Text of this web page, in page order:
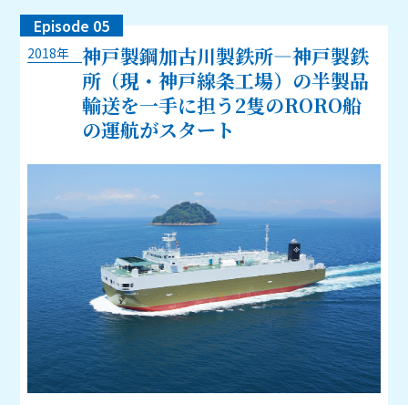
Episode 05
2018年
神戸製鋼加古川製鉄所―神戸製鉄
所（現・神戸線条工場）の半製品
輸送を一手に担う2隻のRORO船
の運航がスタート